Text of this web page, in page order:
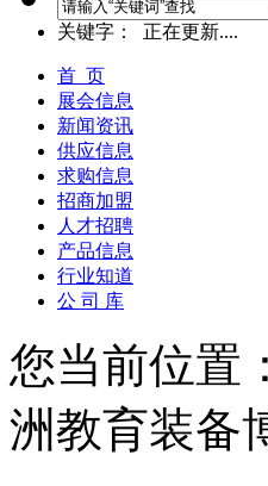
关键字： 正在更新....
首 页
展会信息
新闻资讯
供应信息
求购信息
招商加盟
人才招聘
产品信息
行业知道
公 司 库
您当前位置：
洲教育装备